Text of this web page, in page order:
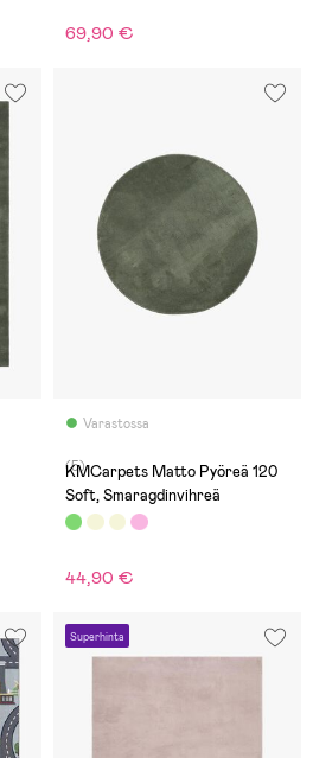
69,90 €
Varastossa
(5)
KMCarpets Matto Pyöreä 120
Soft, Smaragdinvihreä
44,90 €
Superhinta